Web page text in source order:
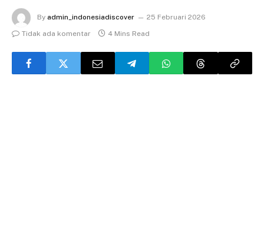
By admin_indonesiadiscover
25 Februari 2026
Tidak ada komentar
4 Mins Read